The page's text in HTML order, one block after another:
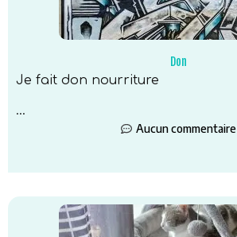
Don
Je fait don nourriture
...
Aucun commentaire